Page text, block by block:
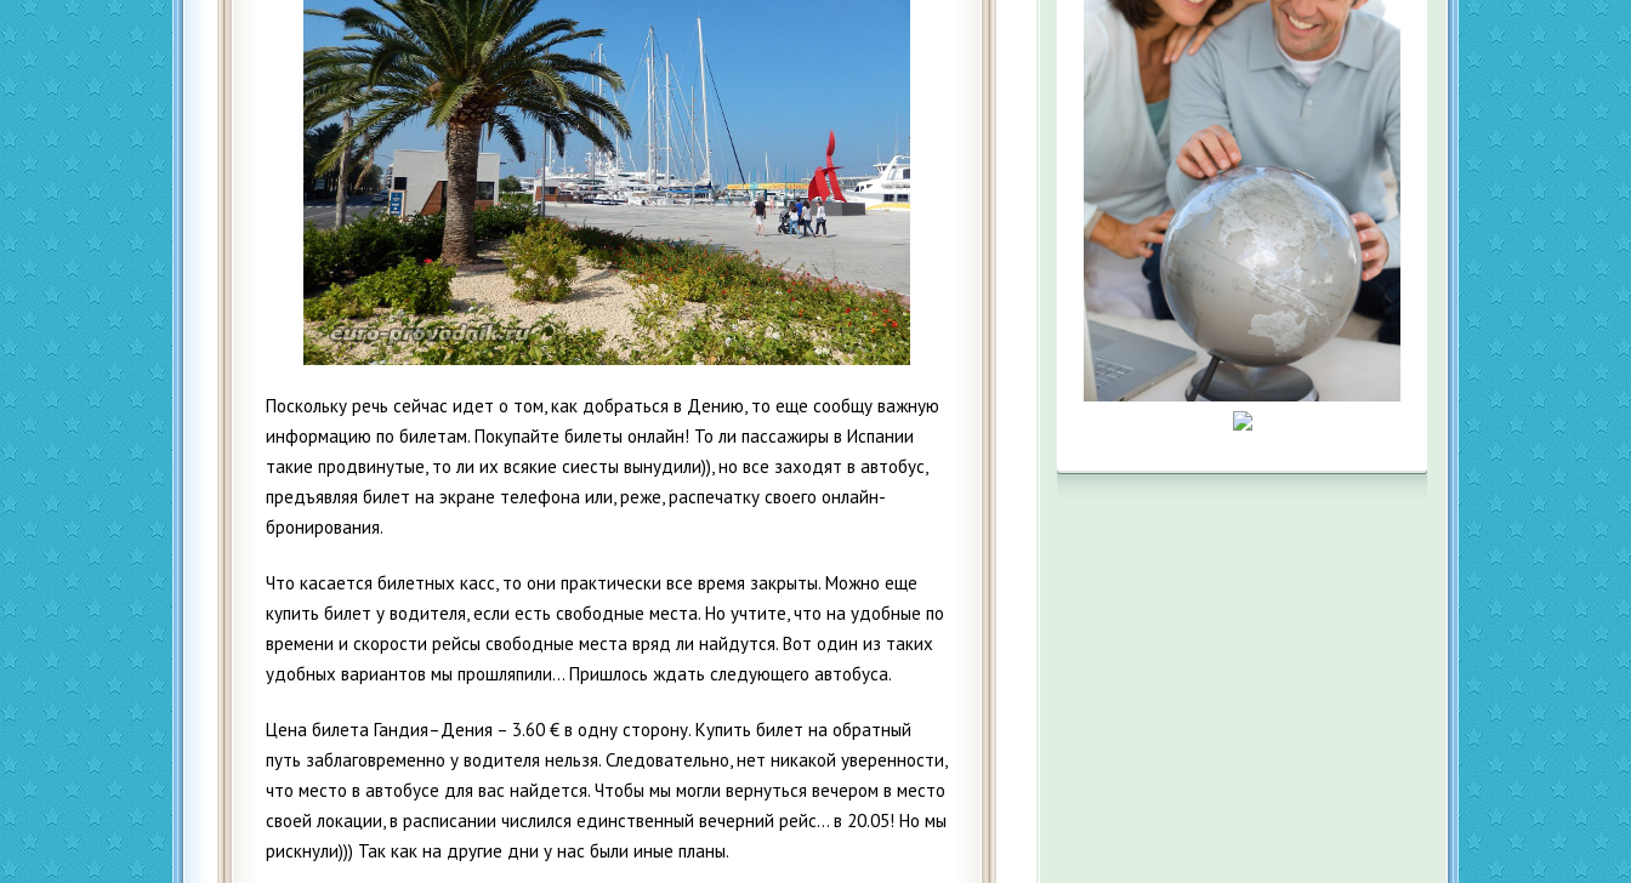
Поскольку речь сейчас идет о том, как добраться в Дению, то еще сообщу важную
информацию по билетам. Покупайте билеты онлайн! То ли пассажиры в Испании
такие продвинутые, то ли их всякие сиесты вынудили)), но все заходят в автобус,
предъявляя билет на экране телефона или, реже, распечатку своего онлайн-
бронирования.
Что касается билетных касс, то они практически все время закрыты. Можно еще
купить билет у водителя, если есть свободные места. Но учтите, что на удобные по
времени и скорости рейсы свободные места вряд ли найдутся. Вот один из таких
удобных вариантов мы прошляпили… Пришлось ждать следующего автобуса.
Цена билета Гандия–Дения – 3.60 € в одну сторону. Купить билет на обратный
путь заблаговременно у водителя нельзя. Следовательно, нет никакой уверенности,
что место в автобусе для вас найдется. Чтобы мы могли вернуться вечером в место
своей локации, в расписании числился единственный вечерний рейс… в 20.05! Но мы
рискнули))) Так как на другие дни у нас были иные планы.